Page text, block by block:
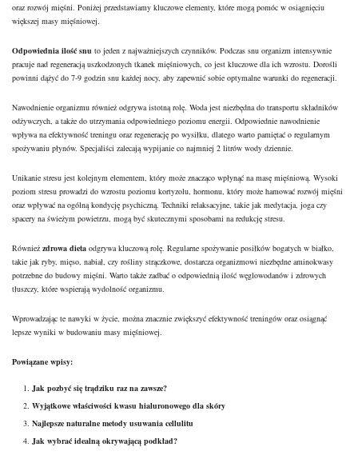
oraz rozwój mięśni. Poniżej przedstawiamy kluczowe elementy, które mogą pomóc w osiągnięciu
większej masy mięśniowej.
Odpowiednia ilość snu to jeden z najważniejszych czynników. Podczas snu organizm intensywnie
pracuje nad regeneracją uszkodzonych tkanek mięśniowych, co jest kluczowe dla ich wzrostu. Dorośli
powinni dążyć do 7-9 godzin snu każdej nocy, aby zapewnić sobie optymalne warunki do regeneracji.
Nawodnienie organizmu również odgrywa istotną rolę. Woda jest niezbędna do transportu składników
odżywczych, a także do utrzymania odpowiedniego poziomu energii. Odpowiednie nawodnienie
wpływa na efektywność treningu oraz regenerację po wysiłku, dlatego warto pamiętać o regularnym
spożywaniu płynów. Specjaliści zalecają wypijanie co najmniej 2 litrów wody dziennie.
Unikanie stresu jest kolejnym elementem, który może znacząco wpłynąć na masę mięśniową. Wysoki
poziom stresu prowadzi do wzrostu poziomu kortyzolu, hormonu, który może hamować rozwój mięśni
oraz wpływać na ogólną kondycję psychiczną. Techniki relaksacyjne, takie jak medytacja, joga czy
spacery na świeżym powietrzu, mogą być skutecznymi sposobami na redukcję stresu.
Również zdrowa dieta odgrywa kluczową rolę. Regularne spożywanie posiłków bogatych w białko,
takie jak ryby, mięso, nabiał, czy rośliny strączkowe, dostarcza organizmowi niezbędne aminokwasy
potrzebne do budowy mięśni. Warto także zadbać o odpowiednią ilość węglowodanów i zdrowych
tłuszczy, które wspierają wydolność organizmu.
Wprowadzając te nawyki w życie, można znacznie zwiększyć efektywność treningów oraz osiągnąć
lepsze wyniki w budowaniu masy mięśniowej.
Powiązane wpisy:
Jak pozbyć się trądziku raz na zawsze?
Wyjątkowe właściwości kwasu hialuronowego dla skóry
Najlepsze naturalne metody usuwania cellulitu
Jak wybrać idealną okrywającą podkład?